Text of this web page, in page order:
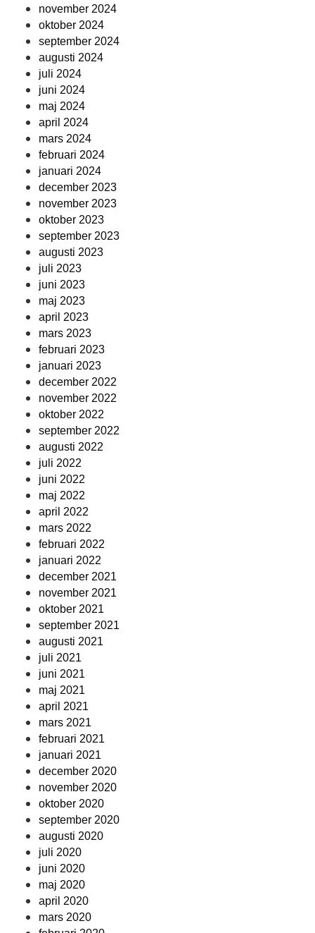
november 2024
oktober 2024
september 2024
augusti 2024
juli 2024
juni 2024
maj 2024
april 2024
mars 2024
februari 2024
januari 2024
december 2023
november 2023
oktober 2023
september 2023
augusti 2023
juli 2023
juni 2023
maj 2023
april 2023
mars 2023
februari 2023
januari 2023
december 2022
november 2022
oktober 2022
september 2022
augusti 2022
juli 2022
juni 2022
maj 2022
april 2022
mars 2022
februari 2022
januari 2022
december 2021
november 2021
oktober 2021
september 2021
augusti 2021
juli 2021
juni 2021
maj 2021
april 2021
mars 2021
februari 2021
januari 2021
december 2020
november 2020
oktober 2020
september 2020
augusti 2020
juli 2020
juni 2020
maj 2020
april 2020
mars 2020